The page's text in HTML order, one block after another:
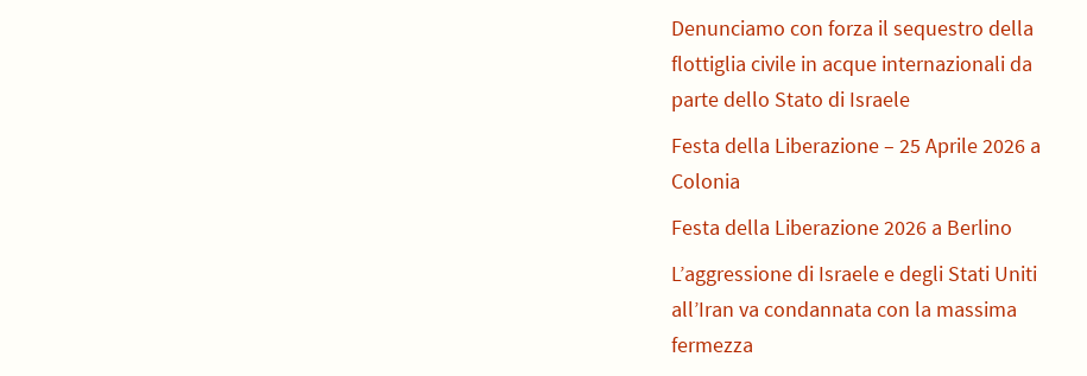
Denunciamo con forza il sequestro della
flottiglia civile in acque internazionali da
parte dello Stato di Israele
Festa della Liberazione – 25 Aprile 2026 a
Colonia
Festa della Liberazione 2026 a Berlino
L’aggressione di Israele e degli Stati Uniti
all’Iran va condannata con la massima
fermezza